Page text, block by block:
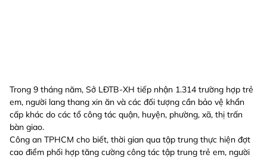
Trong 9 tháng năm, Sở LĐTB-XH tiếp nhận 1.314 trường hợp trẻ
em, người lang thang xin ăn và các đối tượng cần bảo vệ khẩn
cấp khác do các tổ công tác quận, huyện, phường, xã, thị trấn
bàn giao.
Công an TPHCM cho biết, thời gian qua tập trung thực hiện đợt
cao điểm phối hợp tăng cường công tác tập trung trẻ em, người